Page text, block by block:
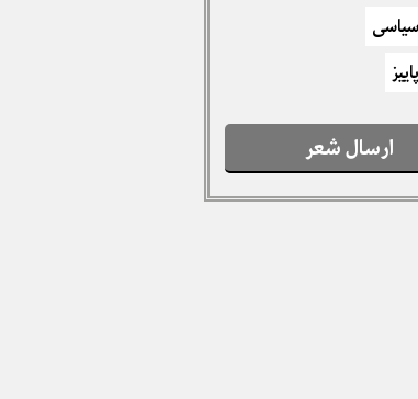
ارسال شعر